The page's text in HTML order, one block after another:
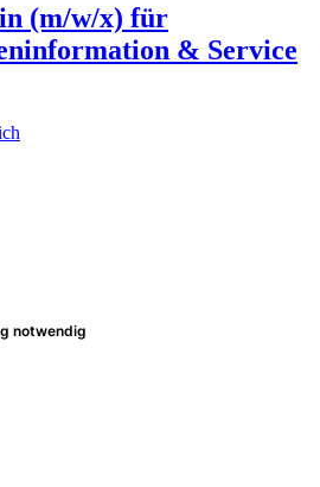
(m/w/x) für
& Service
notwendig